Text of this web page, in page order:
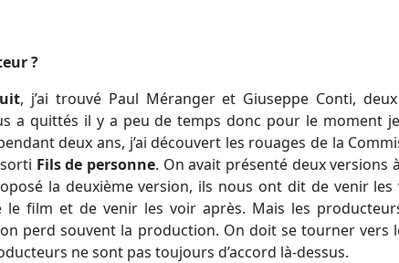
?
, j’ai trouvé Paul Méranger et Giuseppe Conti,
a quittés il y a peu de temps donc pour le moment
deux ans, j’ai découvert les rouages de la
Fils de personne. On avait présenté deux versions
la deuxième version, ils nous ont dit de venir
le film et de venir les voir après. Mais les
perd souvent la production. On doit se tourner vers
ne sont pas toujours d’accord là-dessus.